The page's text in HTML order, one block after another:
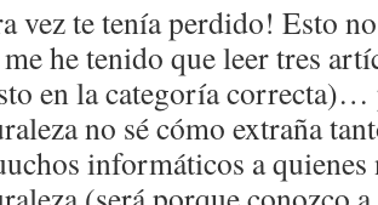
vez te tenía perdido! Esto
he tenido que leer tres
en la categoría
no sé cómo extraña
informáticos a quienes